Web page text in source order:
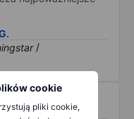
cookie
pliki cookie,
/